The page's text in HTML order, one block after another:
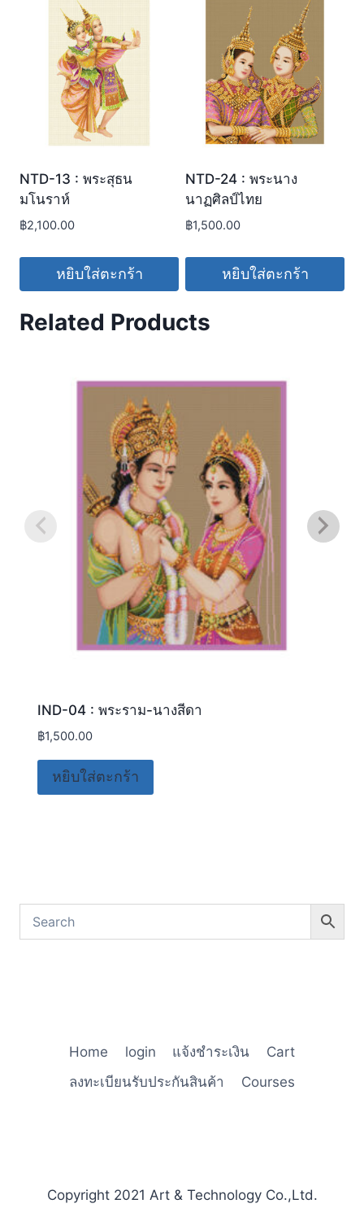
NTD-13 : พระสุธน
มโนราห์
฿2,100.00
หยิบใส่ตะกร้า
NTD-24 : พระนาง
นาฏศิลป์ไทย
฿1,500.00
หยิบใส่ตะกร้า
Related Products
IND-04 : พระราม-นางสีดา
฿1,500.00
หยิบใส่ตะกร้า
Home login แจ้งชำระเงิน
Cart
ลงทะเบียนรับประกันสินค้า
Courses
Copyright 2021 Art & Technology Co.,Ltd.